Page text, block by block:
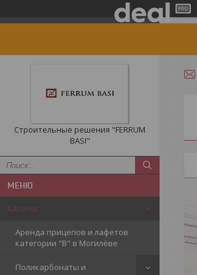
Строительные решения "FERRUM
BASI"
Каталог
Аренда прицепов и лафетов
категории "B" в Могилёве
Поликарбонаты и